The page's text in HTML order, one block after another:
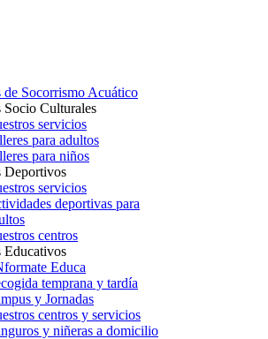
de Socorrismo Acuático
Socio Culturales
servicios
para adultos
para niños
Deportivos
servicios
deportivas para
centros
Educativos
Educa
temprana y tardía
y Jornadas
centros y servicios
y niñeras a domicilio